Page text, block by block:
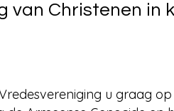
van Christenen in
u graag